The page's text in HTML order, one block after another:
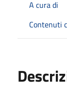
A cura di
Contenuti